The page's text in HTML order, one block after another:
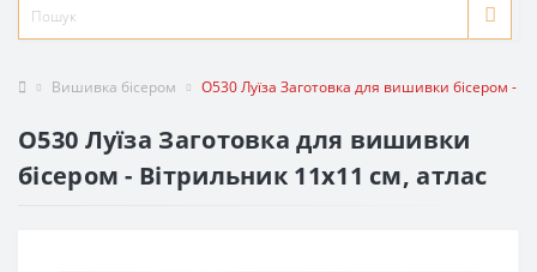
Вишивка бісером O530 Луїза Заготовка для вишивки бісером -
O530 Луїза Заготовка для вишивки
бісером - Вітрильник 11x11 см, атлас